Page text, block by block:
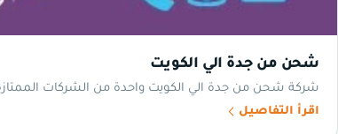
شحن من جدة الي الكويت
شركة شحن من جدة الي الكويت واحدة من الشركات الممتازة،
اقرأ التفاصيل